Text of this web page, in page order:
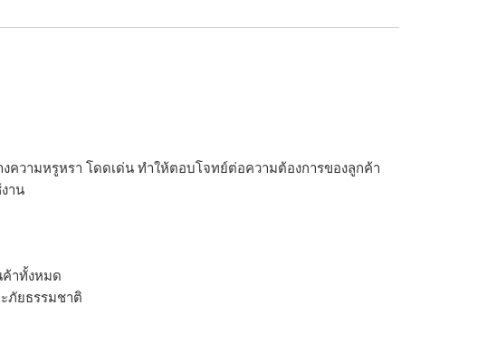
ความหรูหรา โดดเด่น ทำให้ตอบโจทย์ต่อความต้องการของลูกค้า
าน
ค้าทั้งหมด
ภัยธรรมชาติ